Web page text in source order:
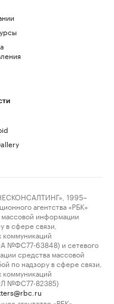
1995–
агентства «РБК»
массовой информации
в сфере связи,
№ФС77-63848) и сетевого
средства массовой
по надзору в сфере связи,
№ФС77-82385)